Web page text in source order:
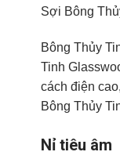
Sợi Bông
Bông Thủy
Tinh
cách điện
Bông Thủy
Nỉ tiêu âm